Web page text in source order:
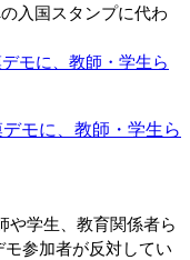
入国スタンプに代わ
モに、教師・学生ら
や学生、教育関係者ら
参加者が反対してい